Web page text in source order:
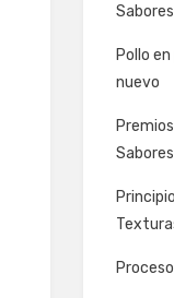
Sabores
Pollo
nuevo
Sabores